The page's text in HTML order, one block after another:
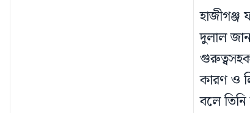
দুলাল
কারণ ও
বলে